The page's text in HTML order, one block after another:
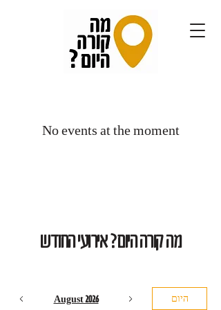
No events at the moment
מה קורה היום? אירועי החודש
August 2026 היום